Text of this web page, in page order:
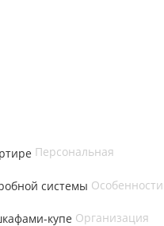
Персональная
Особенности
Организация